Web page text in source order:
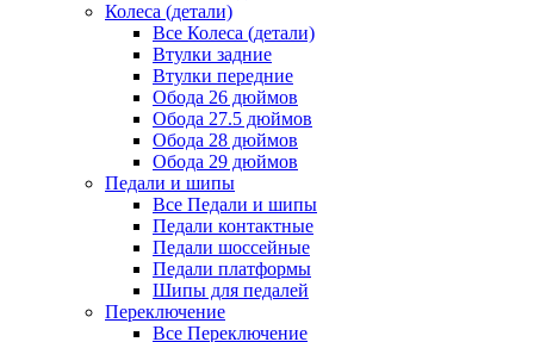
Колеса (детали)
Все Колеса (детали)
Втулки задние
Втулки передние
Обода 26 дюймов
Обода 27.5 дюймов
Обода 28 дюймов
Обода 29 дюймов
Педали и шипы
Все Педали и шипы
Педали контактные
Педали шоссейные
Педали платформы
Шипы для педалей
Переключение
Все Переключение